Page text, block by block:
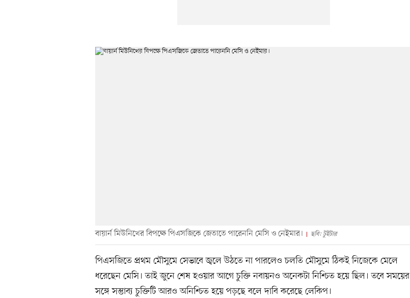
বায়ার্ন মিউনিখের বিপক্ষে পিএসজিকে জেতাতে পারেননি মেসি ও নেইমার। ছবি: টুইটার
পিএসজিতে প্রথম মৌসুমে সেভাবে জ্বলে উঠতে না পারলেও চলতি মৌসুমে ঠিকই নিজেকে মেলে
ধরেছেন মেসি। তাই জুনে শেষ হওয়ার আগে চুক্তি নবায়নও অনেকটা নিশ্চিত হয়ে ছিল। তবে সময়ের
সঙ্গে সম্ভাব্য চুক্তিটি আরও অনিশ্চিত হয়ে পড়ছে বলে দাবি করেছে লেকিপ।